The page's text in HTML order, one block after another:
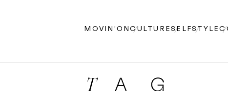
MOVIN’ONCULTURE SELFSTYLE